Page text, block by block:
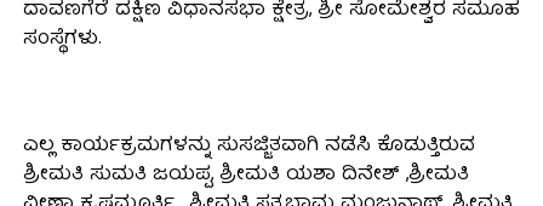
ದಾವಣಗೆರೆ ದಕ್ಷಿಣ ವಿಧಾನಸಭಾ ಕ್ಷೇತ್ರ, ಶ್ರೀ ಸೋಮೇಶ್ವರ ಸಮೂಹ
ಸಂಸ್ಥೆಗಳು.
ಎಲ್ಲ ಕಾರ್ಯಕ್ರಮಗಳನ್ನು ಸುಸಜ್ಜಿತವಾಗಿ ನಡೆಸಿ ಕೊಡುತ್ತಿರುವ
ಶ್ರೀಮತಿ ಸುಮತಿ ಜಯಪ್ಪ, ಶ್ರೀಮತಿ ಯಶಾ ದಿನೇಶ್ ,ಶ್ರೀಮತಿ